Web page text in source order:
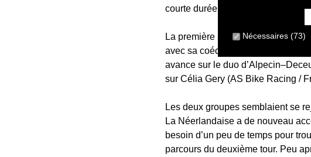
Nécessaires (73)
courte durée, car elle ne jouera
La première accélération est
avec sa coéquipière Lucinda
avance sur le duo
sur Célia Gery (AS Bike Racing /
Les deux groupes semblaient se
La Néerlandaise a de nouveau
besoin d’un peu de temps pour
parcours du deuxième tour. Peu